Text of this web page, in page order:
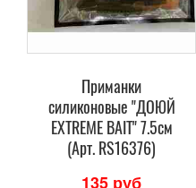
Приманки
силиконовые "ДОЮЙ
EXTREME BAIT" 7.5см
(Арт. RS16376)
135 руб